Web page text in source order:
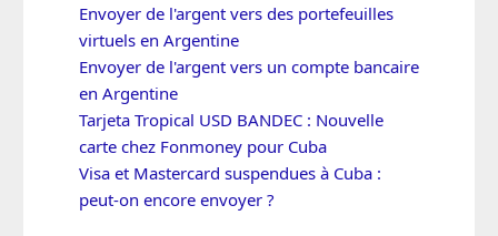
Envoyer de l'argent vers des portefeuilles
virtuels en Argentine
Envoyer de l'argent vers un compte bancaire
en Argentine
Tarjeta Tropical USD BANDEC : Nouvelle
carte chez Fonmoney pour Cuba
Visa et Mastercard suspendues à Cuba :
peut-on encore envoyer ?